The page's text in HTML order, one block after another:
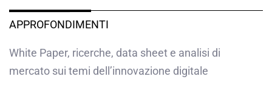
APPROFONDIMENTI
White Paper, ricerche, data sheet e analisi di
mercato sui temi dell’innovazione digitale